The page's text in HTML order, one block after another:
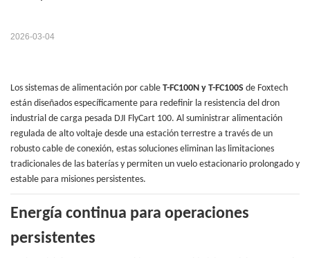
2026-03-04
Los sistemas de alimentación por cable T-FC100N y T-FC100S de Foxtech
están diseñados específicamente para redefinir la resistencia del dron
industrial de carga pesada DJI FlyCart 100. Al suministrar alimentación
regulada de alto voltaje desde una estación terrestre a través de un
robusto cable de conexión, estas soluciones eliminan las limitaciones
tradicionales de las baterías y permiten un vuelo estacionario prolongado y
estable para misiones persistentes.
Energía continua para operaciones
persistentes